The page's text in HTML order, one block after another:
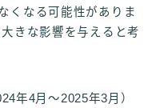
くなる可能性がありま
きな影響を与えると考
年4月～2025年3月）